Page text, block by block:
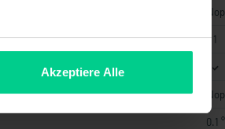
Akzeptiere Alle
1
0.1 °